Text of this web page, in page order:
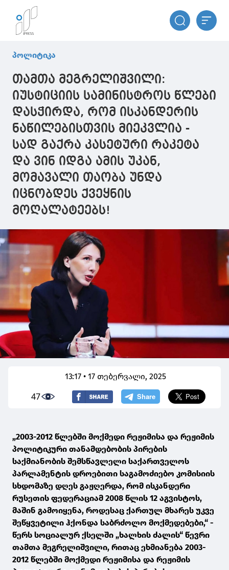
პოლიტიკა
თამთა მეგრელიშვილი:
იუსტიციის სამინისტროს წლები
დასჭირდა, რომ ისკანდერის
ნაწილებისთვის მიეკვლია -
სად გაქრა კასეტური რაკეტა
და ვინ იდგა ამის უკან,
მომავალი თაობა უნდა
იცნობდეს ქვეყნის
მოღალატეებს!
13:17 • 17 თებერვალი, 2025
47
„2003-2012 წლებში მოქმედი რეჟიმისა და რეჟიმის
პოლიტიკური თანამდებობის პირების
საქმიანობის შემსწავლელი საქართველოს
პარლამენტის დროებითი საგამოძიებო კომისიის
სხდომაზე დღეს გაჟღერდა, რომ ისკანდერი
რუსეთის ფედერაციამ 2008 წლის 12 აგვისტოს,
მაშინ გამოიყენა, როდესაც ქართულ მხარეს უკვე
შეწყვეტილი ჰქონდა საბრძოლო მოქმედებები,“ -
წერს სოციალურ ქსელში „ხალხის ძალის“ წევრი
თამთა მეგრელიშვილი, რითაც ეხმიანება 2003-
2012 წლებში მოქმედი რეჟიმისა და რეჟიმის